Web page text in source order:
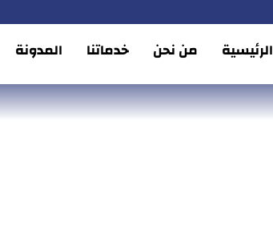
الرئيسية من نحن خدماتنا المدونة